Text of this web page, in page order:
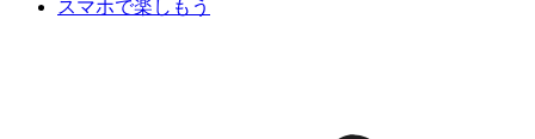
スマホで楽しもう